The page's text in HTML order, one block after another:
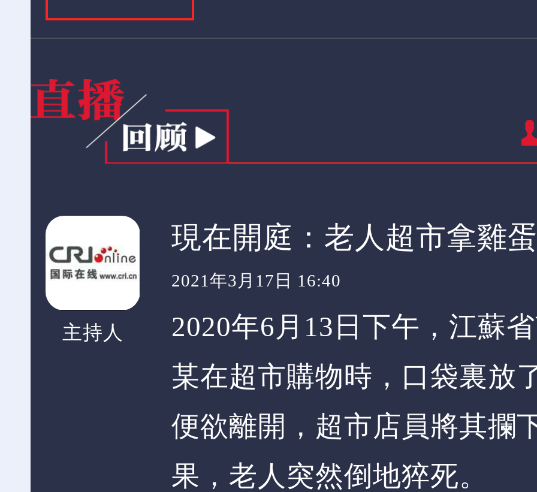
主持人
現在開庭：老人超市拿雞
2021年3月17日 16:40
2020年6月13日下午，江蘇
某在超市購物時，口袋裏放
便欲離開，超市店員將其攔
果，老人突然倒地猝死。